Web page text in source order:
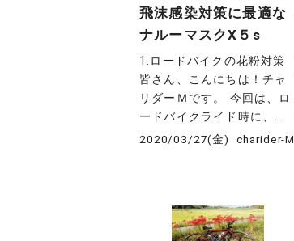
飛沫感染対策に最適な
ナルーマスクX５s
1.ロードバイクの花粉対策
皆さん、こんにちは！チャ
リダーＭです。 今回は、ロ
ードバイクライド時に、...
2020/03/27(金) charider-M